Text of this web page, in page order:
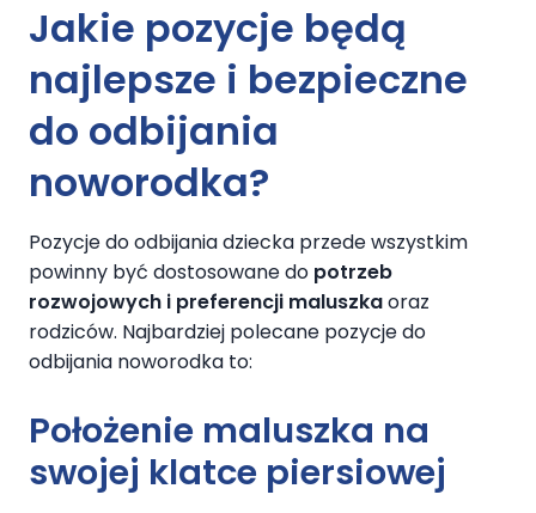
Jakie pozycje będą
najlepsze i bezpieczne
do odbijania
noworodka?
Pozycje do odbijania dziecka przede wszystkim
powinny być dostosowane do potrzeb
rozwojowych i preferencji maluszkaoraz
rodziców. Najbardziej polecane pozycje do
odbijania noworodka to:
Położenie maluszka na
swojej klatce piersiowej